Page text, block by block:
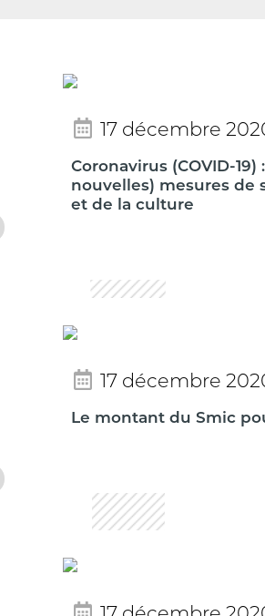
17 décembre
Coronavirus (COVID-
nouvelles) mesures de
et de la culture
17 décembre
Le montant du Smic